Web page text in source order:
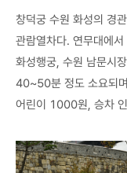
창덕궁 수원 화성의 경
관람열차다. 연무대에
화성행궁, 수원 남문시
40~50분 정도 소요되
어린이 1000원, 승차